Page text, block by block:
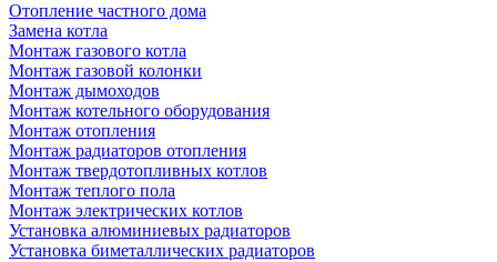
Отопление частного дома
Замена котла
Монтаж газового котла
Монтаж газовой колонки
Монтаж дымоходов
Монтаж котельного оборудования
Монтаж отопления
Монтаж радиаторов отопления
Монтаж твердотопливных котлов
Монтаж теплого пола
Монтаж электрических котлов
Установка алюминиевых радиаторов
Установка биметаллических радиаторов